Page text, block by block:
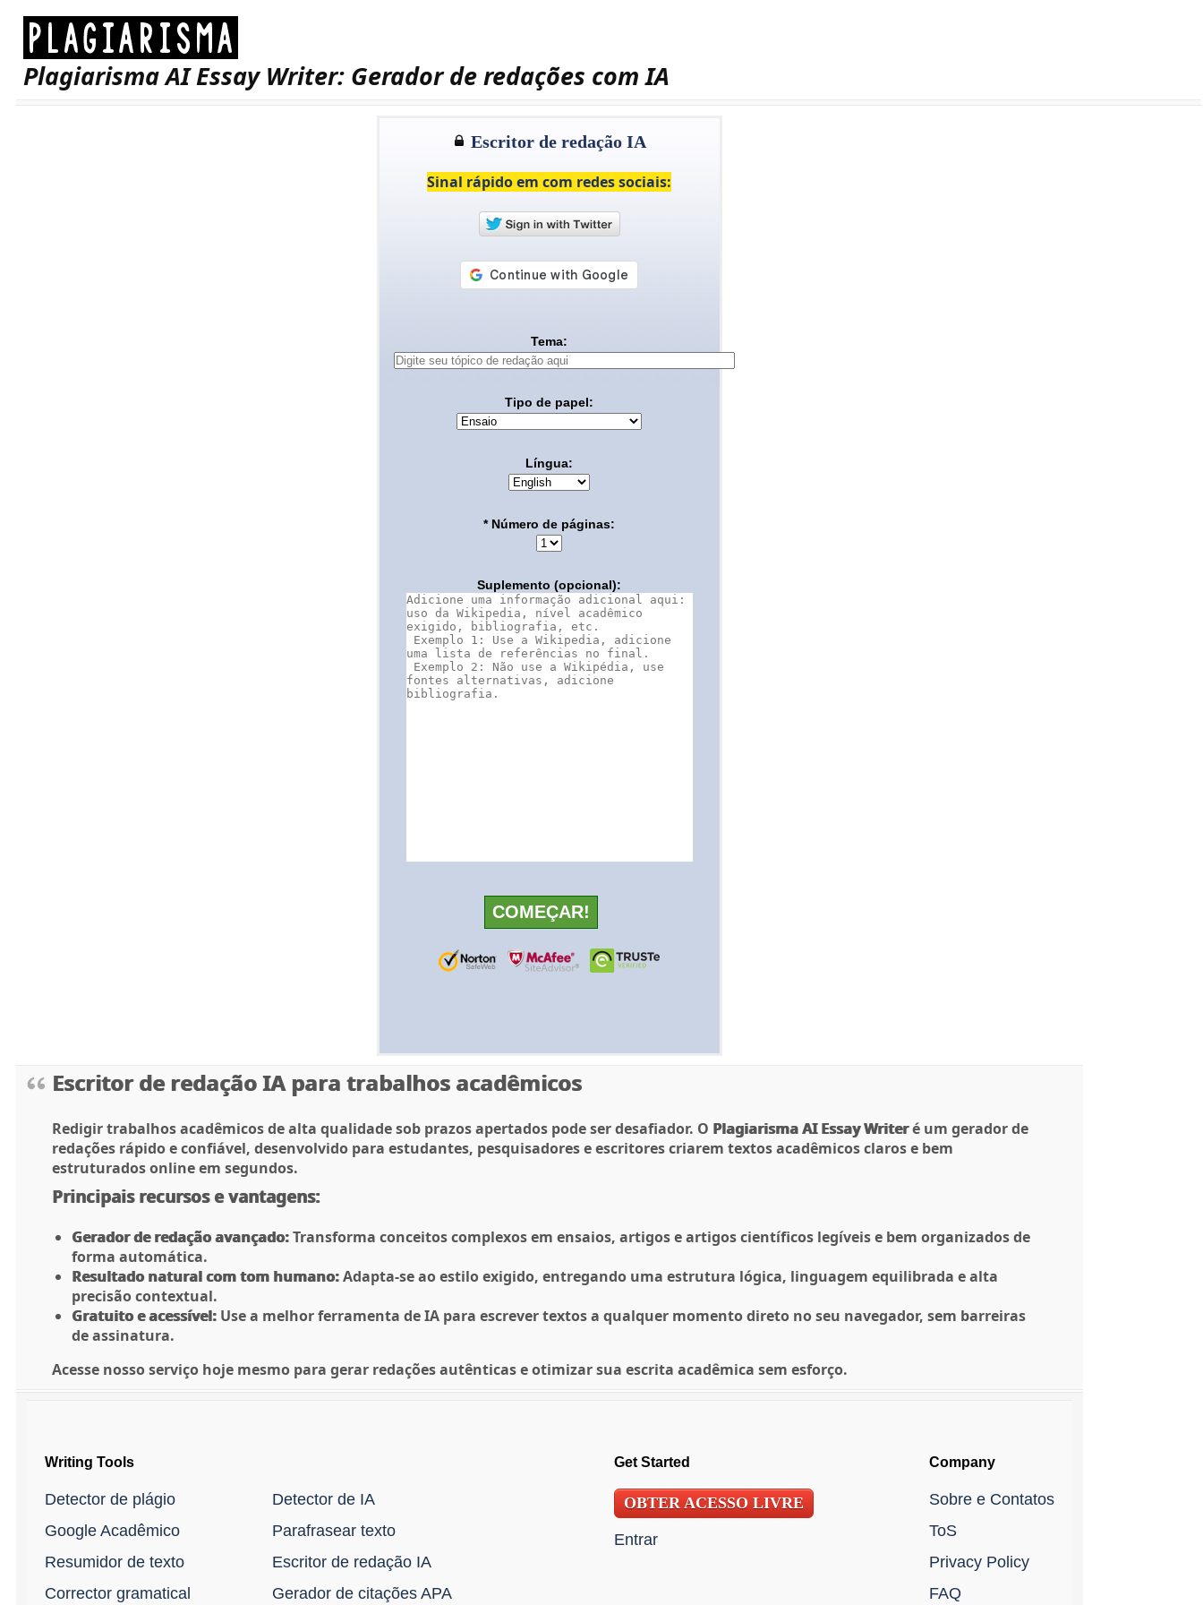
Plagiarisma AI Essay Writer: Gerador de redações com IA
Escritor de redação IA
Sinal rápido em com redes sociais:
Tema:
Tipo de papel:
Língua:
* Número de páginas:
Suplemento (opcional):
Escritor de redação IA para trabalhos acadêmicos
Redigir trabalhos acadêmicos de alta qualidade sob prazos apertados pode ser desafiador. O Plagiarisma AI Essay Writeré um gerador de
redações rápido e confiável, desenvolvido para estudantes, pesquisadores e escritores criarem textos acadêmicos claros e bem
estruturados online em segundos.
Principais recursos e vantagens:
Gerador de redação avançado:Transforma conceitos complexos em ensaios, artigos e artigos científicos legíveis e bem organizados de
forma automática.
Resultado natural com tom humano:Adapta-se ao estilo exigido, entregando uma estrutura lógica, linguagem equilibrada e alta
precisão contextual.
Gratuito e acessível: Use a melhor ferramenta de IA para escrever textos a qualquer momento direto no seu navegador, sem barreiras
de assinatura.
Acesse nosso serviço hoje mesmo para gerar redações autênticas e otimizar sua escrita acadêmica sem esforço.
Writing Tools
Detector de plágio
Google Acadêmico
Resumidor de texto
Corrector gramatical
Detector de IA
Parafrasear texto
Escritor de redação IA
Gerador de citações APA
Get Started
OBTER ACESSO LIVRE
Entrar
Company
Sobre e Contatos
ToS
Privacy Policy
FAQ